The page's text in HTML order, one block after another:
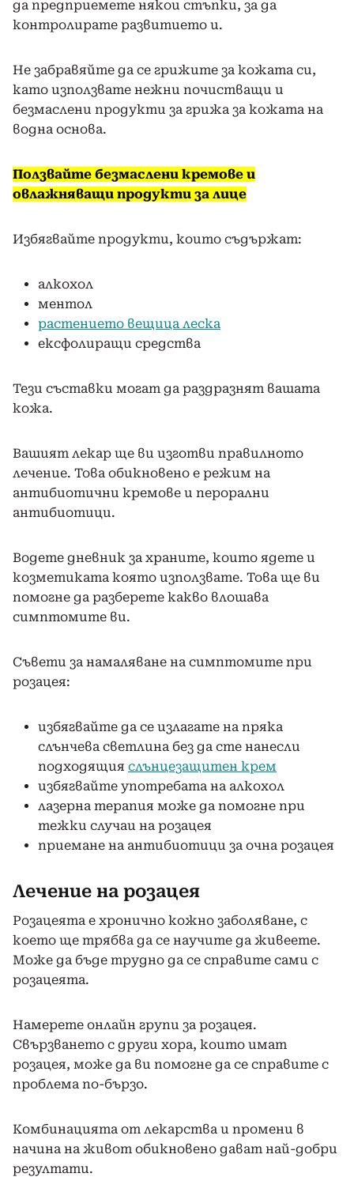
да предприемете някои стъпки, за да
контролирате развитието и.
Не забравяйте да се грижите за кожата си,
като използвате нежни почистващи и
безмаслени продукти за грижа за кожата на
водна основа.
Ползвайте безмаслени кремове и
овлажняващи продукти за лице
Избягвайте продукти, които съдържат:
алкохол
ментол
растението вещица леска
ексфолиращи средства
Тези съставки могат да раздразнят вашата
кожа.
Вашият лекар ще ви изготви правилното
лечение. Това обикновено е режим на
антибиотични кремове и перорални
антибиотици.
Водете дневник за храните, които ядете и
козметиката която използвате. Това ще ви
помогне да разберете какво влошава
симптомите ви.
Съвети за намаляване на симптомите при
розацея:
избягвайте да се излагате на пряка
слънчева светлина без да сте нанесли
подходящия слънцезащитен крем
избягвайте употребата на алкохол
лазерна терапия може да помогне при
тежки случаи на розацея
приемане на антибиотици за очна розацея
Лечение на розацея
Розацеята е хронично кожно заболяване, с
което ще трябва да се научите да живеете.
Може да бъде трудно да се справите сaми с
розацеята.
Намерете онлайн групи за розацея.
Свързването с други хора, които имат
розацея, може да ви помогне да се справите с
проблема по-бързо.
Комбинацията от лекарства и промени в
начина на живот обикновено дават най-добри
резултати.